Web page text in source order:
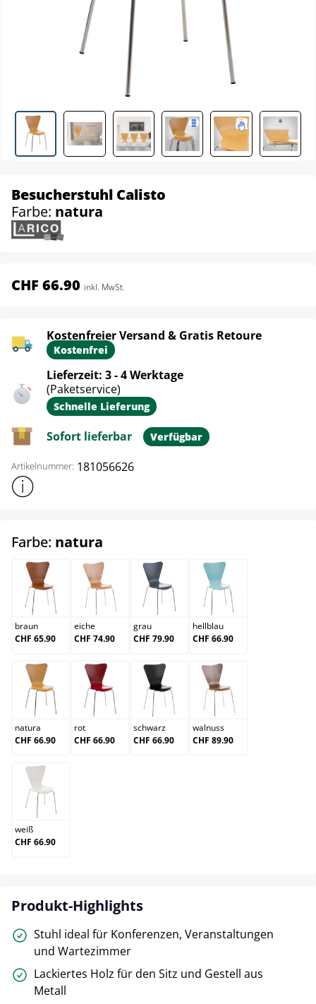
Besucherstuhl Calisto
Farbe: natura
CHF 66.90 inkl. MwSt.
Kostenfreier Versand & Gratis Retoure
Kostenfrei
Lieferzeit: 3 - 4 Werktage
(Paketservice)
Schnelle Lieferung
Sofort lieferbar Verfügbar
Artikelnummer: 181056626
Weitere Produktinformationen anzeigen
Farbe: natura
braun
braun
CHF 65.90
eiche
eiche
CHF 74.90
grau
grau
CHF 79.90
hellblau
hellblau
CHF 66.90
natura
natura
CHF 66.90
rot
rot
CHF 66.90
schwarz
schwarz
CHF 66.90
walnuss
walnuss
CHF 89.90
weiß
weiß
CHF 66.90
Produkt-Highlights
Stuhl ideal für Konferenzen, Veranstaltungen
und Wartezimmer
Lackiertes Holz für den Sitz und Gestell aus
Metall